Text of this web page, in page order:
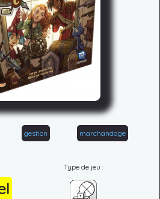
gestion marchandage
Type de jeu :